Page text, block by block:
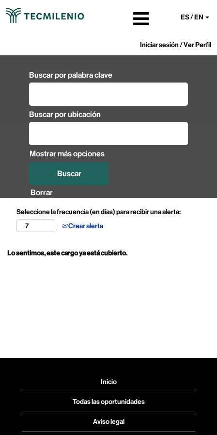
ES / EN
Iniciar sesión / Ver Perfil
Buscar por palabra clave
Buscar por ubicación
Mostrar más opciones
Borrar
Seleccione la frecuencia (en días) para recibir una alerta:
Crear alerta
Lo sentimos, este cargo ya está cubierto.
Inicio
Todas las oportunidades
Aviso legal